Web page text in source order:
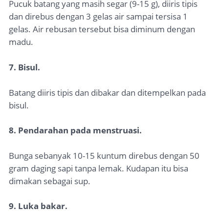
Pucuk batang yang masih segar (9-15 g), diiris tipis
dan direbus dengan 3 gelas air sampai tersisa 1
gelas. Air rebusan tersebut bisa diminum dengan
madu.
7. Bisul.
Batang diiris tipis dan dibakar dan ditempelkan pada
bisul.
8. Pendarahan pada menstruasi.
Bunga sebanyak 10-15 kuntum direbus dengan 50
gram daging sapi tanpa lemak. Kudapan itu bisa
dimakan sebagai sup.
9. Luka bakar.